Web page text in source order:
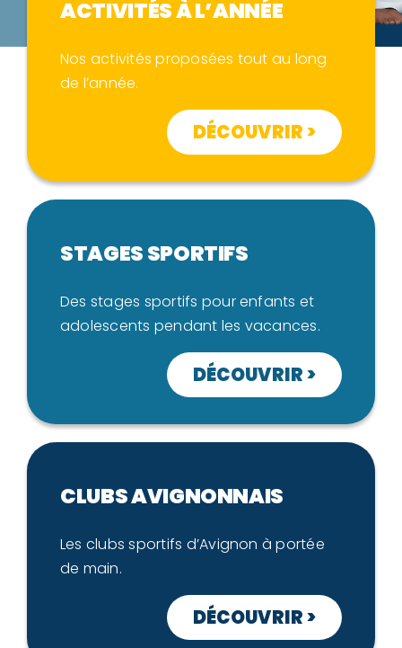
ACTIVITÉS À L’ANNÉE
Nos activités proposées tout au long
de l’année.
DÉCOUVRIR >
STAGES SPORTIFS
Des stages sportifs pour enfants et
adolescents pendant les vacances.
DÉCOUVRIR >
CLUBS AVIGNONNAIS
Les clubs sportifs d’Avignon à portée
de main.
DÉCOUVRIR >